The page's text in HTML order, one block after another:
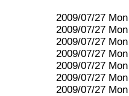
2009/07/27 Mon
2009/07/27 Mon
2009/07/27 Mon
2009/07/27 Mon
2009/07/27 Mon
2009/07/27 Mon
2009/07/27 Mon